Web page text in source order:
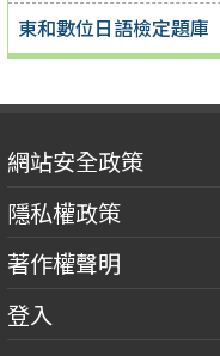
東和數位日語檢定題庫
網站安全政策
隱私權政策
著作權聲明
登入